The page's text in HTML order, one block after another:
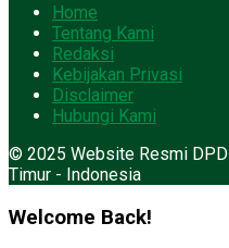
Home
Tentang Kami
Redaksi
Kebijakan Privasi
Disclaimer
Hubungi Kami
© 2025 Website Resmi
Timur - Indonesia
Welcome Back!